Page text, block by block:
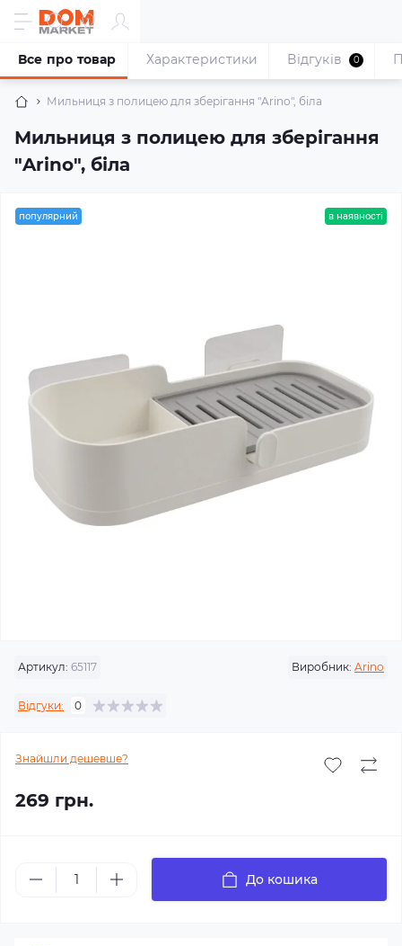
Мильниця з полицею для зберігання "Arino", біла
Мильниця з полицею для зберігання
"Arino", біла
Все про товар Характеристики Відгуків 0
популярний в наявності
Артикул: 65117 Виробник: Arino
Відгуки: 0
Знайшли дешевше?
269 грн.
До кошика